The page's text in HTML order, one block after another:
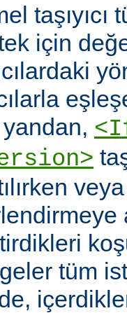
taşıyıcı
için
tüm